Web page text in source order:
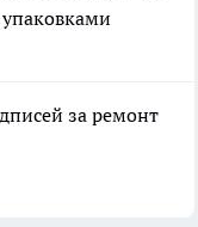
за ремонт